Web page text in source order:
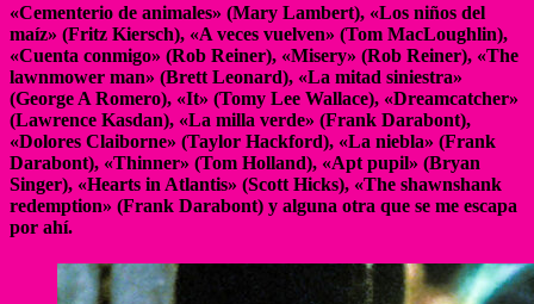
«Cementerio de animales» (Mary Lambert), «Los niños del
maíz» (Fritz Kiersch), «A veces vuelven» (Tom MacLoughlin),
«Cuenta conmigo» (Rob Reiner), «Misery» (Rob Reiner), «The
lawnmower man» (Brett Leonard), «La mitad siniestra»
(George A Romero), «It» (Tomy Lee Wallace), «Dreamcatcher»
(Lawrence Kasdan), «La milla verde» (Frank Darabont),
«Dolores Claiborne» (Taylor Hackford), «La niebla» (Frank
Darabont), «Thinner» (Tom Holland), «Apt pupil» (Bryan
Singer), «Hearts in Atlantis» (Scott Hicks), «The shawnshank
redemption» (Frank Darabont) y alguna otra que se me escapa
por ahí.